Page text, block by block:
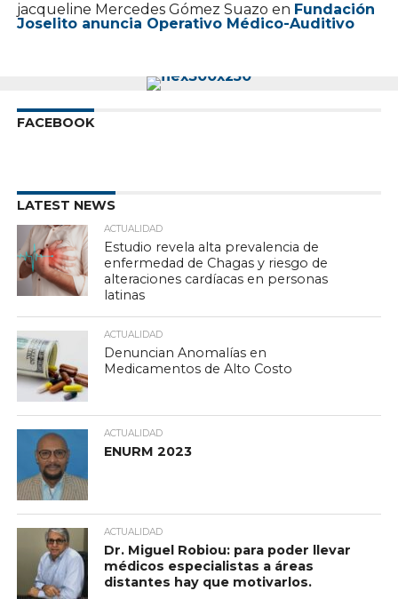
jacqueline Mercedes Gómez Suazo en Fundación
Joselito anuncia Operativo Médico-Auditivo
FACEBOOK
LATEST NEWS
ACTUALIDAD
Estudio revela alta prevalencia de
enfermedad de Chagas y riesgo de
alteraciones cardíacas en personas
latinas
ACTUALIDAD
Denuncian Anomalías en
Medicamentos de Alto Costo
ACTUALIDAD
ENURM 2023
ACTUALIDAD
Dr. Miguel Robiou: para poder llevar
médicos especialistas a áreas
distantes hay que motivarlos.